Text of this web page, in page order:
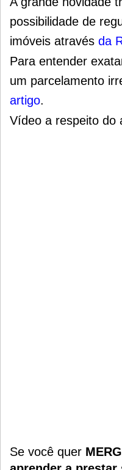
possibilidade de
imóveis através da
Para entender
um parcelamento
artigo.
Vídeo a respeito do
Se você quer